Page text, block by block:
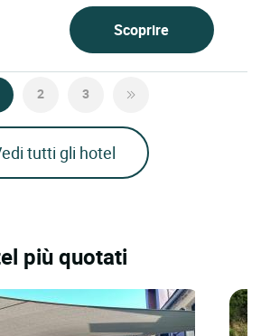
Scoprire
2 3
tutti gli hotel
più quotati